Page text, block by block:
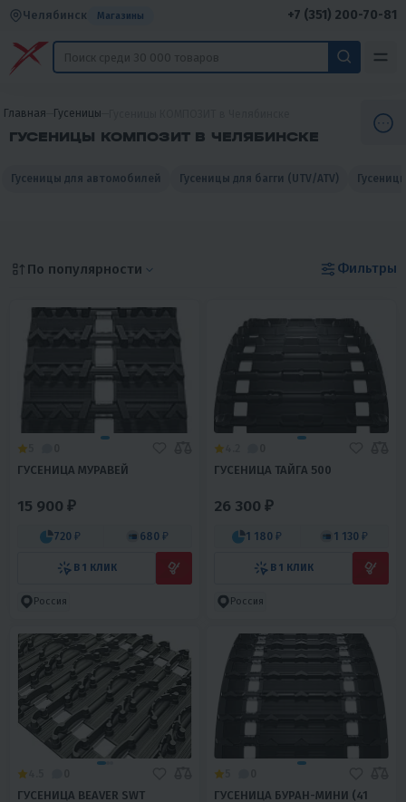
Челябинск Магазины +7 (351) 200-70-81
Главная Гусеницы
ГУСЕНИЦЫ КОМПОЗИТ В ЧЕЛЯБИНСКЕ
Гусеницы для автомобилей Гусеницы для багги (UTV/ATV)
По популярности Фильтры
ГУСЕНИЦА МУРАВЕЙ
15 900 ₽
720 ₽ 680 ₽
В 1 КЛИК
Россия
ГУСЕНИЦА ТАЙГА 500
26 300 ₽
1 180 ₽ 1 130 ₽
В 1 КЛИК
Россия
ГУСЕНИЦА BEAVER SWT
ГУСЕНИЦА БУРАН-МИНИ (41